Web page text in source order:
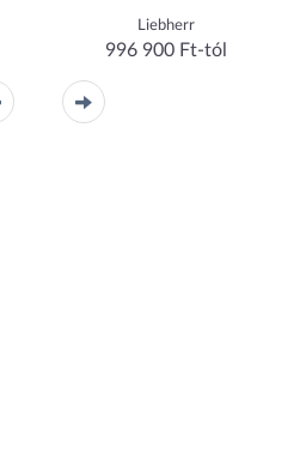
Liebherr
996 900 Ft-tól